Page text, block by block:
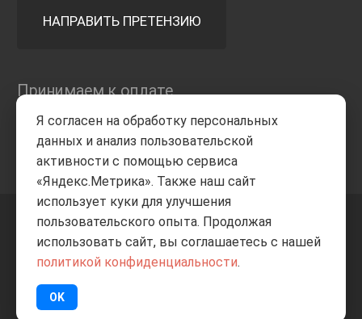
НАПРАВИТЬ ПРЕТЕНЗИЮ
Принимаем к оплате
+7 8332205-805 ВВЕРХ
ИП Баранов А.С. 2026
Я согласен на обработку персональных
данных и анализ пользовательской
активности с помощью сервиса
«Яндекс.Метрика». Также наш сайт
использует куки для улучшения
пользовательского опыта. Продолжая
использовать сайт, вы соглашаетесь с нашей
политикой конфиденциальности.
OK